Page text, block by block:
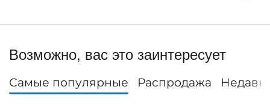
Возможно, вас это заинтересует
Самые популярные Распродажа